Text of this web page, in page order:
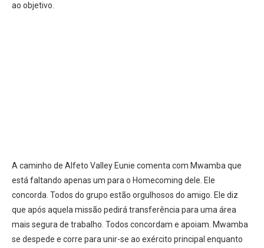
ao objetivo.
A caminho de Alfeto Valley Eunie comenta com Mwamba que
está faltando apenas um para o Homecoming dele. Ele
concorda. Todos do grupo estão orgulhosos do amigo. Ele diz
que após aquela missão pedirá transferência para uma área
mais segura de trabalho. Todos concordam e apoiam. Mwamba
se despede e corre para unir-se ao exército principal enquanto